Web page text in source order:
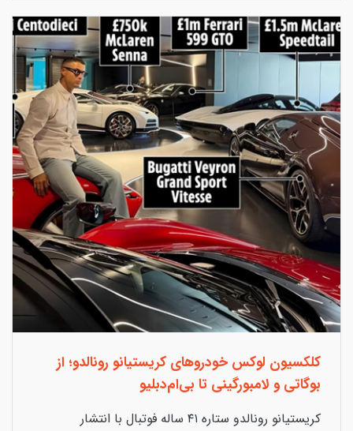
کلکسیون لوکس خودروهای کریستیانو رونالدو؛ از
بوگاتی‌ و لامبورگینی تا بی‌ام‌دبلیو
کریستیانو رونالدو ستاره ۴۱ ساله فوتبال با انتشار